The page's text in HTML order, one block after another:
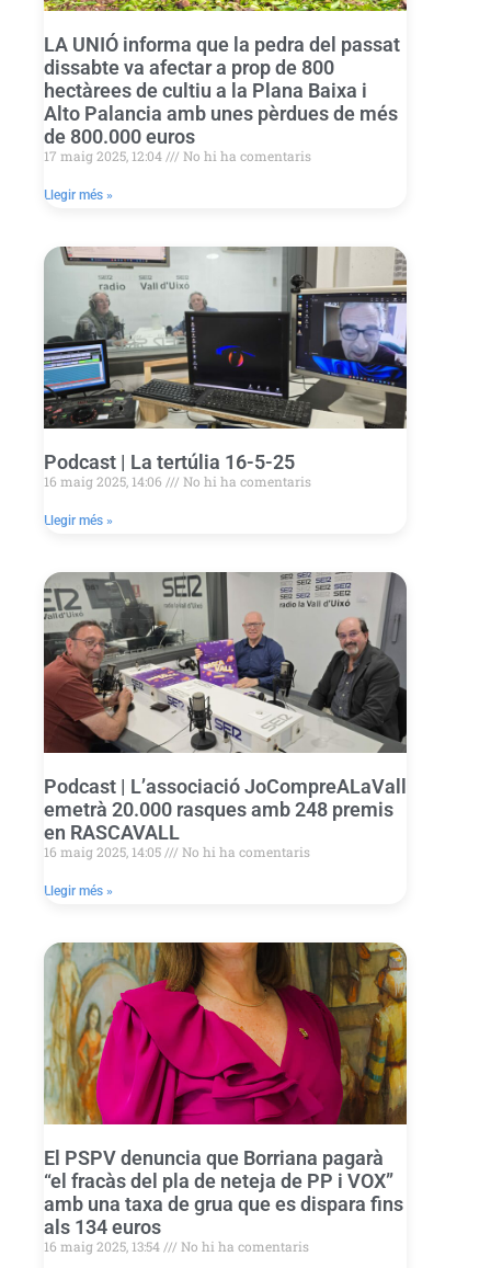
LA UNIÓ informa que la pedra del passat
dissabte va afectar a prop de 800
hectàrees de cultiu a la Plana Baixa i
Alto Palancia amb unes pèrdues de més
de 800.000 euros
17 maig 2025, 12:04 No hi ha comentaris
Llegir més »
Podcast | La tertúlia 16-5-25
16 maig 2025, 14:06 No hi ha comentaris
Llegir més »
Podcast | L’associació JoCompreALaVall
emetrà 20.000 rasques amb 248 premis
en RASCAVALL
16 maig 2025, 14:05 No hi ha comentaris
Llegir més »
El PSPV denuncia que Borriana pagarà
“el fracàs del pla de neteja de PP i VOX”
amb una taxa de grua que es dispara fins
als 134 euros
16 maig 2025, 13:54 No hi ha comentaris